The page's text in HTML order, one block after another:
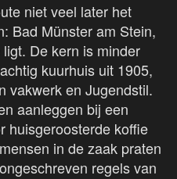
niet veel later het
Bad Münster am Stein,
De kern is minder
kuurhuis uit 1905,
vakwerk en Jugendstil.
aanleggen bij een
huisgeroosterde koffie
in de zaak praten
regels van